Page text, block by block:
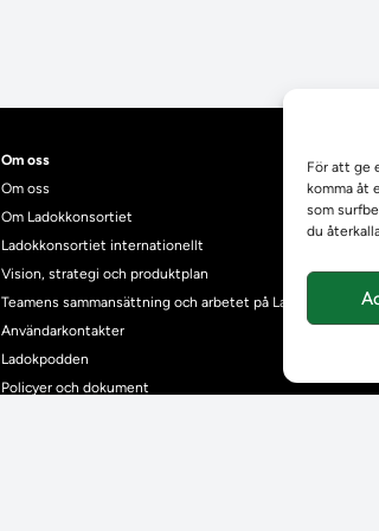
För att ge
komma åt
som
du
Om oss
Om oss
Om Ladokkonsortiet
Ladokkonsortiet internationellt
Vision, strategi och produktplan
Teamens sammansättning och arbetet på Ladokkonsortiet
Användarkontakter
Ladokpodden
Policyer och dokument